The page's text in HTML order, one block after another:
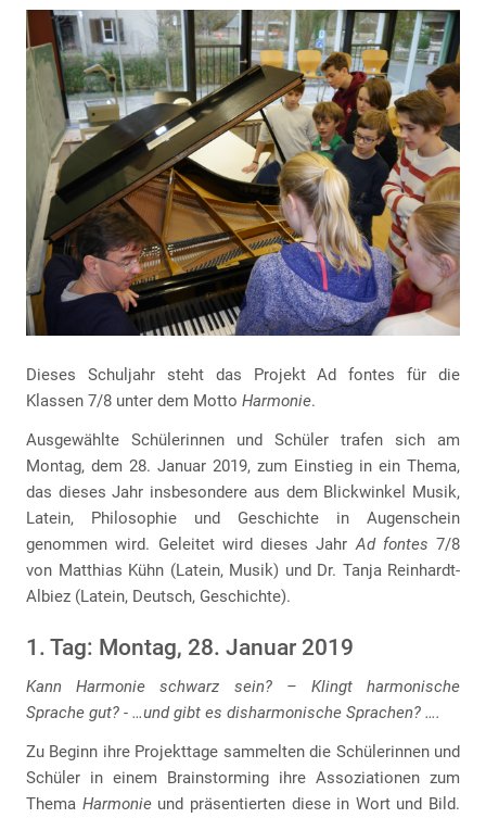
Dieses Schuljahr steht das Projekt Ad fontes für die
Klassen 7/8 unter dem Motto Harmonie.
Ausgewählte Schülerinnen und Schüler trafen sich am
Montag, dem 28. Januar 2019, zum Einstieg in ein Thema,
das dieses Jahr insbesondere aus dem Blickwinkel Musik,
Latein, Philosophie und Geschichte in Augenschein
genommen wird. Geleitet wird dieses JahrAd fontes 7/8
von Matthias Kühn (Latein, Musik) und Dr. Tanja Reinhardt-
Albiez (Latein, Deutsch, Geschichte).
1. Tag: Montag, 28. Januar 2019
Kann Harmonie schwarz sein? – Klingt harmonische
Sprache gut? - …und gibt es disharmonische Sprachen? ….
Zu Beginn ihre Projekttage sammelten die Schülerinnen und
Schüler in einem Brainstorming ihre Assoziationen zum
Thema Harmonieund präsentierten diese in Wort und Bild.